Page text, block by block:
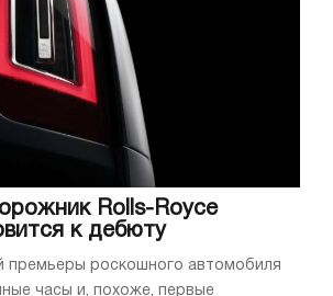
Rolls-Royce
к дебюту
премьеры роскошного автомобиля
часы и, похоже, первые